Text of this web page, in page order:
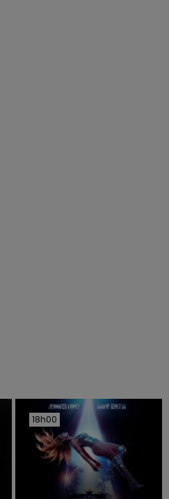
18h00
18h00